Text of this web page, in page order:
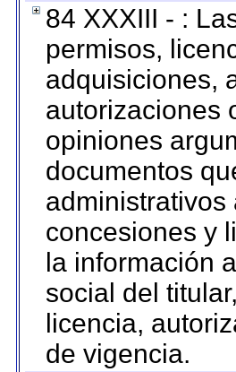
84 XXXIII - :
permisos,
adquisiciones,
autorizaciones
opiniones
documentos
concesiones y
la información
social del
licencia,
de vigencia.